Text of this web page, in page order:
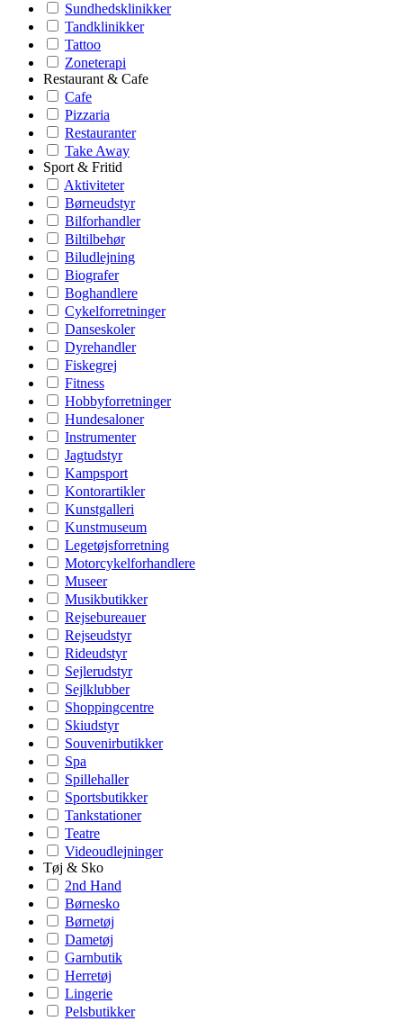
Sundhedsklinikker
Tandklinikker
Tattoo
Zoneterapi
Restaurant & Cafe
Cafe
Pizzaria
Restauranter
Take Away
Sport & Fritid
Aktiviteter
Børneudstyr
Bilforhandler
Biltilbehør
Biludlejning
Biografer
Boghandlere
Cykelforretninger
Danseskoler
Dyrehandler
Fiskegrej
Fitness
Hobbyforretninger
Hundesaloner
Instrumenter
Jagtudstyr
Kampsport
Kontorartikler
Kunstgalleri
Kunstmuseum
Legetøjsforretning
Motorcykelforhandlere
Museer
Musikbutikker
Rejsebureauer
Rejseudstyr
Rideudstyr
Sejlerudstyr
Sejlklubber
Shoppingcentre
Skiudstyr
Souvenirbutikker
Spa
Spillehaller
Sportsbutikker
Tankstationer
Teatre
Videoudlejninger
Tøj & Sko
2nd Hand
Børnesko
Børnetøj
Dametøj
Garnbutik
Herretøj
Lingerie
Pelsbutikker